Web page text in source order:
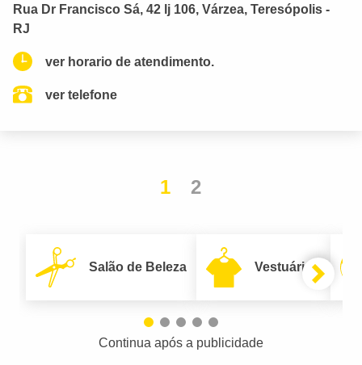
Rua Dr Francisco Sá, 42 lj 106, Várzea, Teresópolis -
RJ
ver horario de atendimento.
ver telefone
1 2
Salão de Beleza Vestuário
Continua após a publicidade